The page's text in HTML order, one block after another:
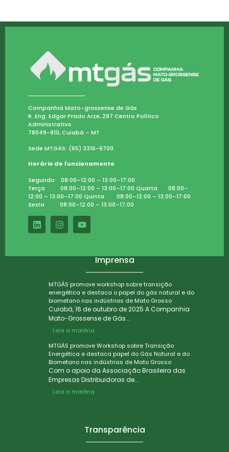
Companhia Mato-grossense de Gás
R. Eng. Edgar Prado Arze, 297 Centro Político
Administrativo
78049-910, Cuiabá – MT
Sede MTGÁS: (65) 3316-9700
Horário de funcionamento
Segunda 08:00–12:00 – 13:00–17:00
Terça 08:00–12:00 – 13:00–17:00 Quarta 08:00–
12:00 – 13:00–17:00 Quinta 08:00–12:00 – 13:00–17:00
Sexta 08:00–12:00 – 13:00–17:00
Imprensa
MTGÁS promove workshop sobre transição
energética e destaca o papel do gás natural e do
biometano nas indústrias de Mato Grosso
Cuiabá, 16 de outubro de 2025 A Companhia
Mato-Grossense de Gás...
Leia a matéria
MTGÁS promove Workshop sobre Transição
Energética e destaca papel do Gás Natural e do
Biometano nas indústrias de Mato Grosso
Com o apoio da Associação Brasileira das
Empresas Distribuidoras de...
Leia a matéria
Transparência